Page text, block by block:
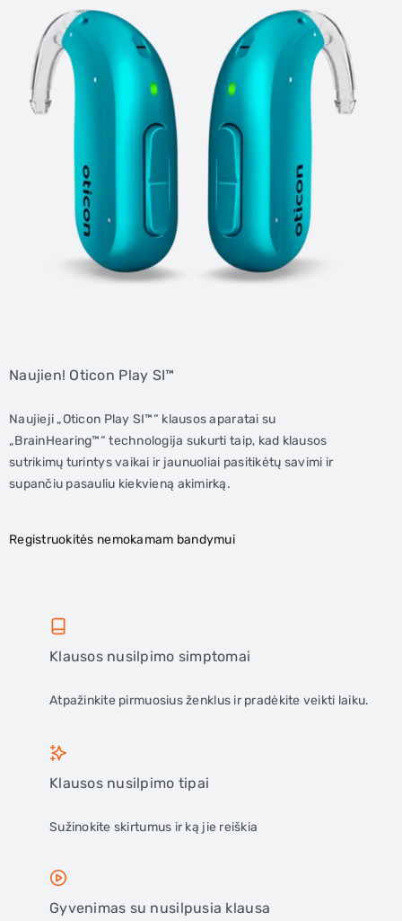
Naujien! Oticon Play SI™
Naujieji „Oticon Play SI™“ klausos aparatai su
„BrainHearing™“ technologija sukurti taip, kad klausos
sutrikimų turintys vaikai ir jaunuoliai pasitikėtų savimi ir
supančiu pasauliu kiekvieną akimirką.
Registruokitės nemokamam bandymui
Klausos nusilpimo simptomai
Atpažinkite pirmuosius ženklus ir pradėkite veikti laiku.
Klausos nusilpimo tipai
Sužinokite skirtumus ir ką jie reiškia
Gyvenimas su nusilpusia klausa